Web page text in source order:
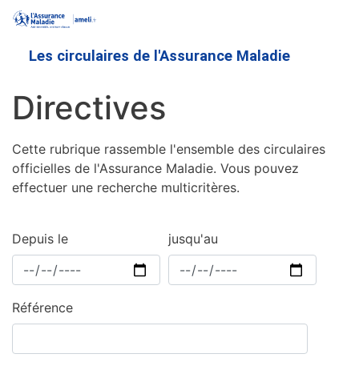
contenu
Les circulaires de l'Assurance Maladie
Directives
Cette rubrique rassemble l'ensemble des circulaires
officielles de l'Assurance Maladie. Vous pouvez
effectuer une recherche multicritères.
Depuis le jusqu'au
Référence